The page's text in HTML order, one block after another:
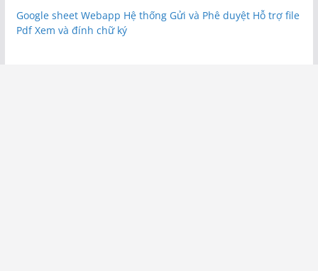
Google sheet Webapp Hệ thống Gửi và Phê duyệt Hỗ trợ file
Pdf Xem và đính chữ ký